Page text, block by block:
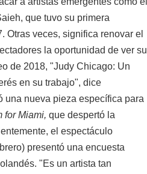
que tuvo su primera
Otras veces, significa renovar el
la oportunidad de ver su
de 2018, "Judy Chicago: Un
en su trabajo", dice
una nueva pieza específica para
for Miami, que despertó la
el espectáculo
presentó una encuesta
"Es un artista tan